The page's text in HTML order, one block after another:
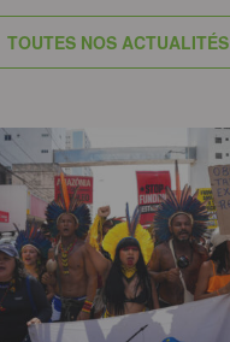
TOUTES NOS ACTUALITÉS